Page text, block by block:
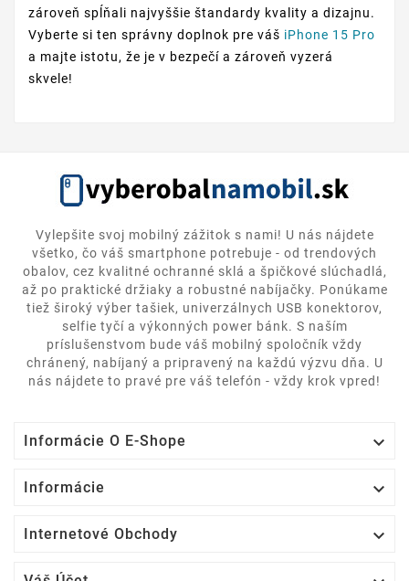
zároveň spĺňali najvyššie štandardy kvality a dizajnu.
Vyberte si ten správny doplnok pre váš iPhone 15 Pro
a majte istotu, že je v bezpečí a zároveň vyzerá
skvele!
Vylepšite svoj mobilný zážitok s nami! U nás nájdete
všetko, čo váš smartphone potrebuje - od trendových
obalov, cez kvalitné ochranné sklá a špičkové slúchadlá,
až po praktické držiaky a robustné nabíjačky. Ponúkame
tiež široký výber tašiek, univerzálnych USB konektorov,
selfie tyčí a výkonných power bánk. S naším
príslušenstvom bude váš mobilný spoločník vždy
chránený, nabíjaný a pripravený na každú výzvu dňa. U
nás nájdete to pravé pre váš telefón - vždy krok vpred!
Informácie O E-Shope 
Informácie 
Internetové Obchody 